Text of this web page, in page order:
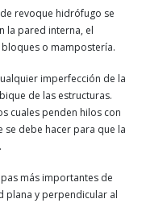
revoque hidrófugo se
la pared interna, el
o mampostería.
imperfección de la
de las estructuras.
cuales penden hilos con
se debe hacer para que la
más importantes de
plana y perpendicular al